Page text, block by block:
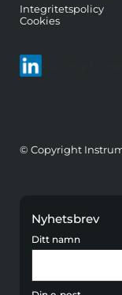
Integritetspolicy
Cookies
© Copyright
Nyhetsbrev
Ditt namn